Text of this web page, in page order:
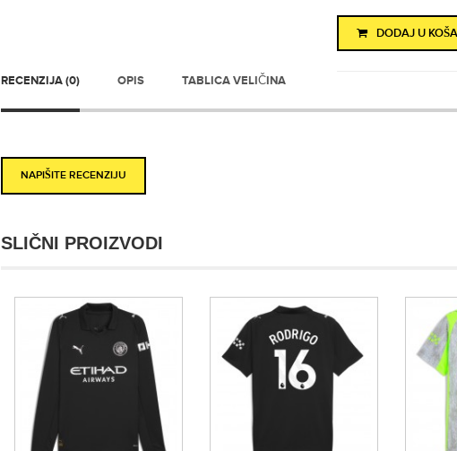
DODAJ U
RECENZIJA (0) OPIS TABLICA VELIČINA
NAPIŠITE RECENZIJU
SLIČNI PROIZVODI